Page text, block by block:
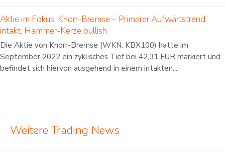
Aktie im Fokus: Knorr-Bremse – Primärer Aufwärtstrend
intakt, Hammer-Kerze bullish
Die Aktie von Knorr-Bremse (WKN: KBX100) hatte im
September 2022 ein zyklisches Tief bei 42,31 EUR markiert und
befindet sich hiervon ausgehend in einem intakten...
Weitere Trading News